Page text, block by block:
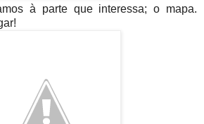
à parte que interessa; o mapa.